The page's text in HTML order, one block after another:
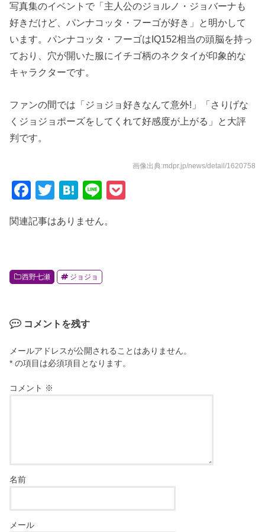
写真集のイベントで「主人公のジョルノ・ジョバーナも
好きだけど、パンナコッタ・フーゴが好き」と明かして
います。パンナコッタ・フーゴはIQ152相当の頭脳を持っ
ており、穴が開いた服にイチゴ柄のネクタイが印象的な
キャラクターです。
ファンの間では「ジョジョ好きなんて意外!」「さりげな
くジョジョポーズをしてくれて好感度が上がる」と大評
判です。
画像出典:mdpr.jp/news/detail/1620758
F
c
b
o
k
T
tt
H
e
a
Li
e
関連記事はありません。
西野七瀬 ジョジョ
コメントを残す
メールアドレスが公開されることはありません。
* の項目は必須項目となります。
コメント ※
名前
メール